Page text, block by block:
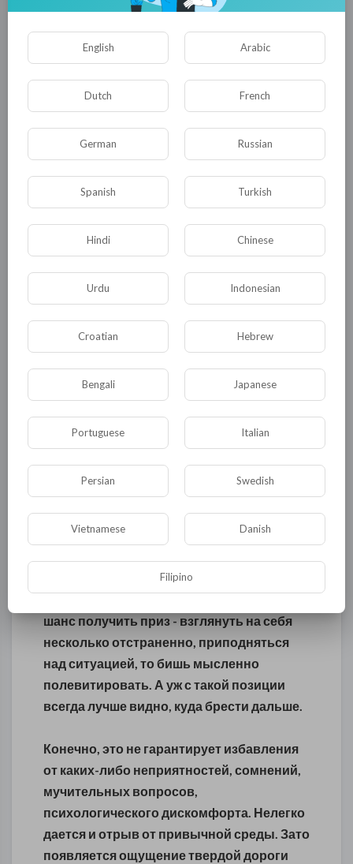
Оказавшись выброшенным из бурлящего
потока жизни и уже после первичного
осознания ситуации, недавний
излучатель позитива начинает искать
новую идейную опору – такую, чтобы
помогла держать удар. Обращает взор к
высоким материям, пристальнее
вглядывается вглубь себя. Одним
это кризисное время важно не позариться
на готовые объяснения всего и вся да
быстрый путь в праведники – иначе легко
угодить в секту (примерно в том же
режиме работает и так называемое,
запрещенное в России «Исламское
государство»). Следовать по пути
самосовершенствования, самопознания
духовные практики. Есть и другие
варианты . Например, оставаться
агностиком, либо атеистом,
исповедующим гуманизм. При этом
продолжать кропотливую работу над
собой. В конце концов, заняться спортом.
шанс получить приз - взглянуть на себя
несколько отстраненно, приподняться
над ситуацией, то бишь мысленно
полевитировать. А уж с такой позиции
всегда лучше видно, куда брести дальше.
Конечно, это не гарантирует избавления
от каких-либо неприятностей, сомнений,
мучительных вопросов,
психологического дискомфорта. Нелегко
дается и отрыв от привычной среды. Зато
появляется ощущение твердой дороги
English Arabic
Dutch French
German Russian
Spanish Turkish
Hindi Chinese
Urdu Indonesian
Croatian Hebrew
Bengali Japanese
Portuguese Italian
Persian Swedish
Vietnamese Danish
Filipino